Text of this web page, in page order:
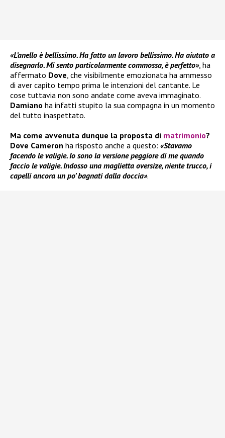
«L’anello è bellissimo. Ha fatto un lavoro bellissimo. Ha aiutato a
disegnarlo. Mi sento particolarmente commossa, è perfetto», ha
affermato Dove, che visibilmente emozionata ha ammesso
di aver capito tempo prima le intenzioni del cantante. Le
cose tuttavia non sono andate come aveva immaginato.
Damiano ha infatti stupito la sua compagna in un momento
del tutto inaspettato.
Ma come avvenuta dunque la proposta di matrimonio?
Dove Cameron ha risposto anche a questo: «Stavamo
facendo le valigie. Io sono la versione peggiore di me quando
faccio le valigie. Indosso una maglietta oversize, niente trucco, i
capelli ancora un po’ bagnati dalla doccia».